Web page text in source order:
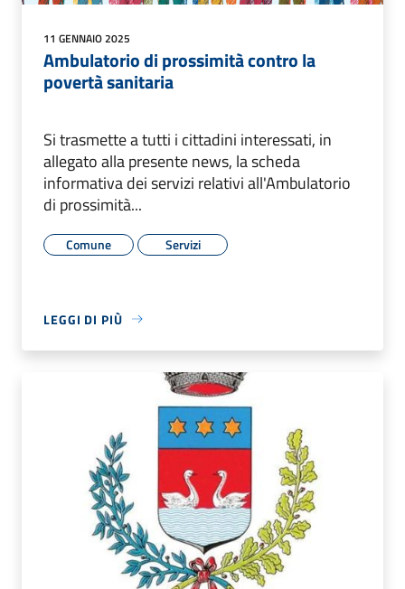
11 GENNAIO 2025
Ambulatorio di prossimità contro la
povertà sanitaria
Si trasmette a tutti i cittadini interessati, in
allegato alla presente news, la scheda
informativa dei servizi relativi all'Ambulatorio
di prossimità...
Comune Servizi
LEGGI DI PIÙ